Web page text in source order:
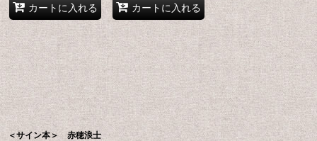
カートに入れる カートに入れる
＜サイン本＞ 赤穂浪士